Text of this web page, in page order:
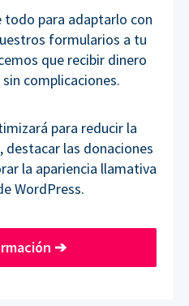
para adaptarlo con
formularios a tu
que recibir dinero
complicaciones.
para reducir la
destacar las donaciones
la apariencia llamativa
WordPress.
➔